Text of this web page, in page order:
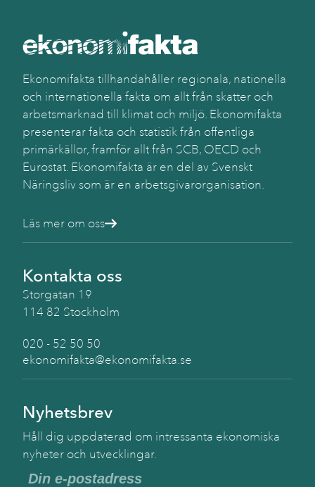
Ekonomifakta tillhandahåller regionala, nationella
och internationella fakta om allt från skatter och
arbetsmarknad till klimat och miljö. Ekonomifakta
presenterar fakta och statistik från offentliga
primärkällor, framför allt från SCB, OECD och
Eurostat. Ekonomifakta är en del av Svenskt
Näringsliv som är en arbetsgivarorganisation.
Läs mer om oss
Kontakta oss
Storgatan 19
114 82 Stockholm
020 - 52 50 50
ekonomifakta@ekonomifakta.se
Nyhetsbrev
Håll dig uppdaterad om intressanta ekonomiska
nyheter och utvecklingar.